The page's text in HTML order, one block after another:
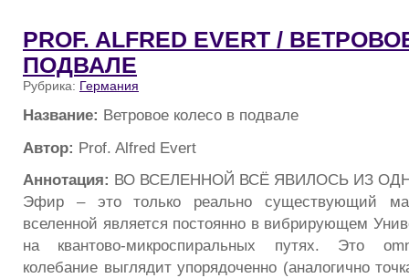
PROF. ALFRED EVERT /
ПОДВАЛЕ
Рубрика: Германия
Название: Ветровое колесо в подвале
Автор: Prof. Alfred Evert
Аннотация: ВО ВСЕЛЕННОЙ ВСЁ ЯВИЛОСЬ ИЗ
Эфир – это только реально существующий
вселенной является постоянно в вибрирующем
на квантово-микроспиральных путях. Это
колебание выглядит упорядоченно (аналогично